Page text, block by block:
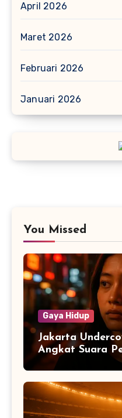
April 2026
Maret 2026
Februari 2026
Januari 2026
You Missed
Gaya Hidup
Jakarta
Angkat Suara